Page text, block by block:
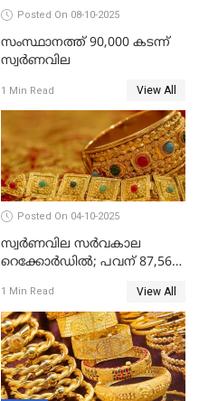
Posted On 08-10-2025
സംസ്ഥാനത്ത് 90,000 കടന്ന്
സ്വര്‍ണവില
1 Min Read View All
Posted On 04-10-2025
സ്വര്‍ണവില സര്‍വകാല
റെക്കോര്‍ഡില്‍; പവന് 87,560
1 Min Read View All